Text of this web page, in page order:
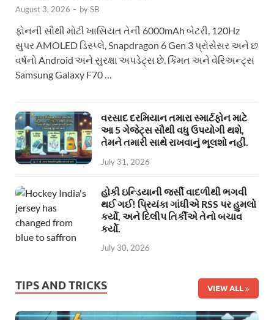
August 3, 2026 - bySB
ફોનની સૌથી મોટી ખાસિયત તેની 6000mAh બેટરી, 120Hz
સુપર AMOLED ડિસ્પ્લે, Snapdragon 6 Gen 3 પ્રોસેસર અને છ
વર્ષનો Android અને સુરક્ષા અપડેટ્સ છે. કિંમત અને વેરિઅન્ટ્સ
Samsung Galaxy F70 …
વરસાદ દરમિયાન તમારા સ્માર્ટફોન માટે
આ 5 ગેજેટ્સ સૌથી વધુ ઉપયોગી થશે,
તેમને તમારી સાથે રાખવાનું ભૂલશો નહીં.
July 31, 2026
હોકી ઇન્ડિયાની જર્સી વાદળીથી ભગવી
થઈ ગઈ! પ્રિયંકા ગાંધીએ RSS પર હુમલો
કર્યો, અને દિલીપ તિર્કીએ તેનો બચાવ
કર્યો.
July 30, 2026
TIPS AND TRICKS VIEW ALL